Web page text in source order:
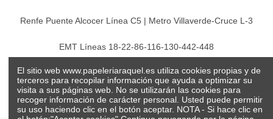
Renfe Puente Alcocer Línea C5 | Metro Villaverde-Cruce L-3
EMT Líneas 18-22-86-116-130-442-448
Todos los precios son indicados con impuestos incluidos
El sitio web www.papeleriaraquel.es utiliza cookies propias y de
terceros para recopilar información que ayuda a optimizar su
visita a sus páginas web. No se utilizarán las cookies para
recoger información de carácter personal. Usted puede permitir
su uso haciendo clic en el botón aceptar. NOTA - Si hace clic en